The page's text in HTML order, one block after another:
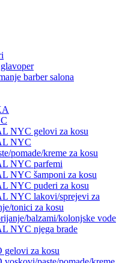
barber salona
NYC gelovi za kosu
NYC
pomade/kreme za kosu
NYC parfemi
NYC šamponi za kosu
NYC puderi za kosu
NYC lakovi/sprejevi za
tonici za kosu
balzami/kolonjske vode
NYC njega brade
za kosu